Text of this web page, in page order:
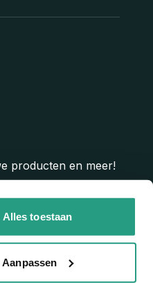
Alles toestaan
Aanpassen
producten en meer!